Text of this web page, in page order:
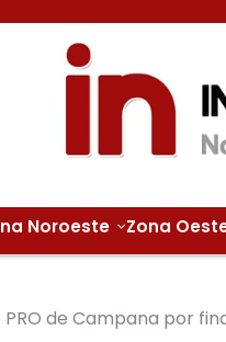
Noroeste Zona
de Campana por